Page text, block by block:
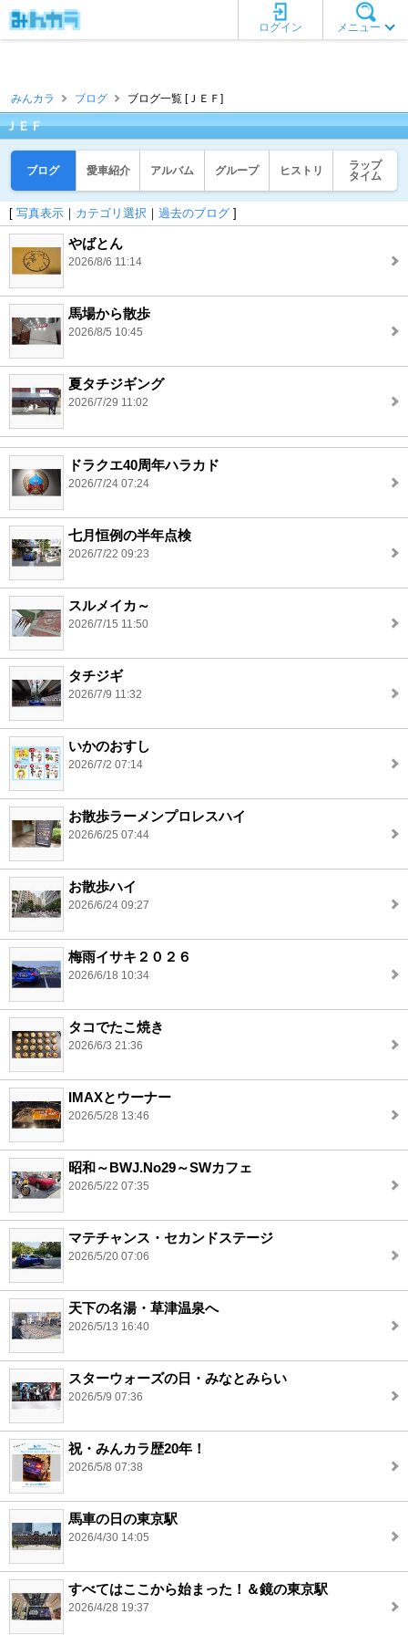
メニュー
ログイン
みんカラ ブログ ブログ一覧 [ＪＥＦ]
ＪＥＦ
ブログ 愛車紹介 アルバム グループ ヒストリ
ラップ
タイム
[ 写真表示 ｜ カテゴリ選択 ｜ 過去のブログ ]
やばとん
2026/8/6 11:14
馬場から散歩
2026/8/5 10:45
夏タチジギング
2026/7/29 11:02
ドラクエ40周年ハラカド
2026/7/24 07:24
七月恒例の半年点検
2026/7/22 09:23
スルメイカ～
2026/7/15 11:50
タチジギ
2026/7/9 11:32
いかのおすし
2026/7/2 07:14
お散歩ラーメンプロレスハイ
2026/6/25 07:44
お散歩ハイ
2026/6/24 09:27
梅雨イサキ２０２６
2026/6/18 10:34
タコでたこ焼き
2026/6/3 21:36
IMAXとウーナー
2026/5/28 13:46
昭和～BWJ.No29～SWカフェ
2026/5/22 07:35
マテチャンス・セカンドステージ
2026/5/20 07:06
天下の名湯・草津温泉へ
2026/5/13 16:40
スターウォーズの日・みなとみらい
2026/5/9 07:36
祝・みんカラ歴20年！
2026/5/8 07:38
馬車の日の東京駅
2026/4/30 14:05
すべてはここから始まった！＆鏡の東京駅
2026/4/28 19:37